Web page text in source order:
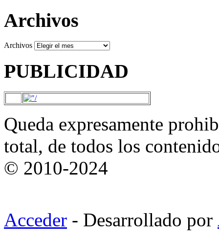
Archivos
Archivos
PUBLICIDAD
Queda expresamente
total, de todos los
© 2010-2024
Acceder - Desarrollado por